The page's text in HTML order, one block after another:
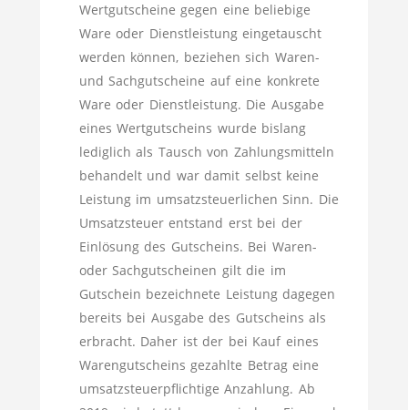
Wertgutscheine gegen eine beliebige
Ware oder Dienstleistung eingetauscht
werden können, beziehen sich Waren-
und Sachgutscheine auf eine konkrete
Ware oder Dienstleistung. Die Ausgabe
eines Wertgutscheins wurde bislang
lediglich als Tausch von Zahlungsmitteln
behandelt und war damit selbst keine
Leistung im umsatzsteuerlichen Sinn. Die
Umsatzsteuer entstand erst bei der
Einlösung des Gutscheins. Bei Waren-
oder Sachgutscheinen gilt die im
Gutschein bezeichnete Leistung dagegen
bereits bei Ausgabe des Gutscheins als
erbracht. Daher ist der bei Kauf eines
Warengutscheins gezahlte Betrag eine
umsatzsteuerpflichtige Anzahlung. Ab